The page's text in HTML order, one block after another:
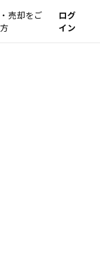
売却をご
ログ
イン